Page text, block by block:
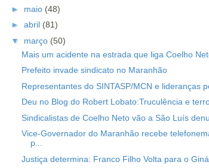
► maio (48)
► abril (81)
▼ março (50)
Mais um acidente na estrada que liga Coelho
Prefeito invade sindicato no Maranhão
Representantes do SINTASP/MCN e lideranças
Deu no Blog do Robert Lobato:Truculência e
Sindicalistas de Coelho Neto vão a São Luís
Vice-Governador do Maranhão recebe
p...
Justiça determina: Franco Filho Volta para o